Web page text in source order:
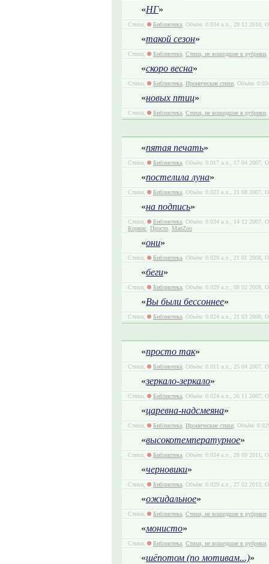
«НГ»
Стихи, Библиотека, Объём: 0.034 а.л., 28 12 2010,
«такой сезон»
Стихи, Библиотека, Стихи, не вошедшие в рубрики,
«скоро весна»
Стихи, Библиотека, Иронические стихи, Объём:
«новых птиц»
Стихи, Библиотека, Стихи, не вошедшие в рубрики,
«пятая печать»
Стихи, Библиотека, Объём: 0.017 а.л., 17 04 2007,
«постелила луна»
Стихи, Библиотека, Объём: 0.023 а.л., 21 08 2007,
«на подпись»
Стихи, Библиотека, Объём: 0.034 а.л., 14 12 2007,
Корвис, Просто, ManZoo
«они»
Стихи, Библиотека, Объём: 0.029 а.л., 21 01 2008,
«беги»
Стихи, Библиотека, Объём: 0.029 а.л., 08 02 2008,
«Вы были бессоннее»
Стихи, Библиотека, Объём: 0.024 а.л., 21 03 2008,
«просто так»
Стихи, Библиотека, Объём: 0.011 а.л., 25 04 2007,
«зеркало-зеркало»
Стихи, Библиотека, Объём: 0.024 а.л., 26 11 2007,
«царевна-надсмеяна»
Стихи, Библиотека, Иронические стихи, Объём:
«высокотемпературное»
Стихи, Библиотека, Объём: 0.034 а.л., 28 09 2011,
«черновики»
Стихи, Библиотека, Объём: 0.029 а.л., 27 02 2012,
«ожидальное»
Стихи, Библиотека, Стихи, не вошедшие в рубрики,
«монисто»
Стихи, Библиотека, Стихи, не вошедшие в рубрики,
«шёпотом (по мотивам...)»